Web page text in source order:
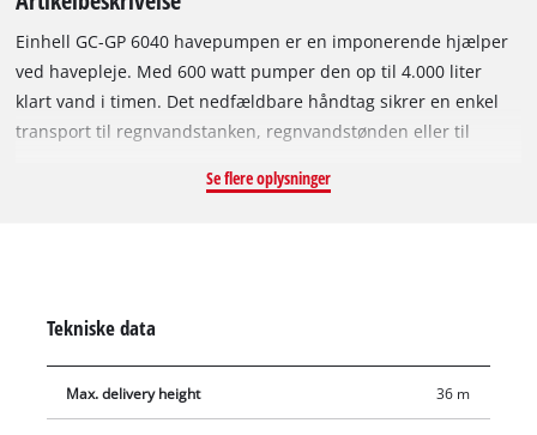
Einhell GC-GP 6040 havepumpen er en imponerende hjælper
ved havepleje. Med 600 watt pumper den op til 4.000 liter
klart vand i timen. Det nedfældbare håndtag sikrer en enkel
transport til regnvandstanken, regnvandstønden eller til
brugen. Havepumpen aktiveres ved hjælp af en tænd/sluk-
også muligt at tømme det resterende vand helt ud, så
pumpen kan opbevares beskyttet mod frost. Termosikringen
beskytter pumpen mod overbelastningsskader under brugen.
Se flere oplysninger
Tekniske data
Max. delivery height 36 m